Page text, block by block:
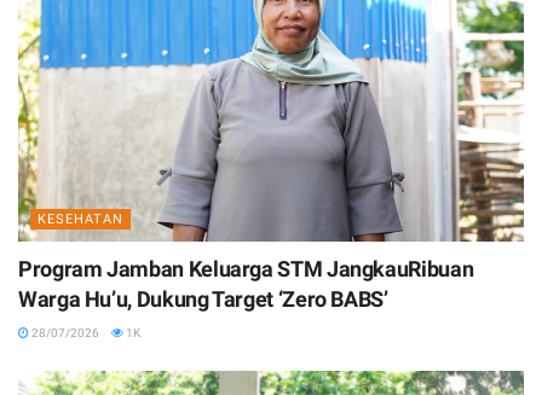
KESEHATAN
Program Jamban Keluarga STM JangkauRibuan
Warga Hu’u, Dukung Target ‘Zero BABS’
28/07/2026 1K